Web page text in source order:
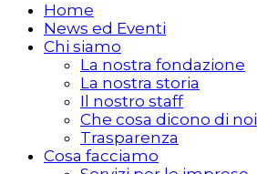
Home
News ed Eventi
Chi siamo
La nostra fondazione
La nostra storia
Il nostro staff
Che cosa dicono di noi
Trasparenza
Cosa facciamo